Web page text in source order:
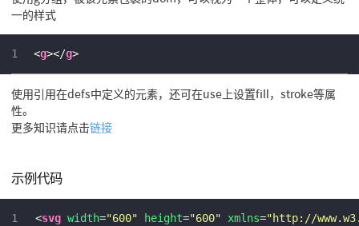
一的样式
1 <g></g>
使用引用在defs中定义的元素，还可在use上设置fill，stroke等属
性。
更多知识请点击链接
示例代码
1
<svg width="600" height="600" xmlns="http://